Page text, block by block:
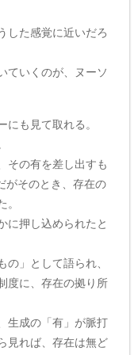
した感覚に近いだろ
ていくのが、ヌーソ
にも見て取れる。
その有を差し出すも
そのとき、存在の
。
に押し込められたと
の」として語られ、
度に、存在の拠り所
生成の「有」が脈打
見れば、存在は無ど